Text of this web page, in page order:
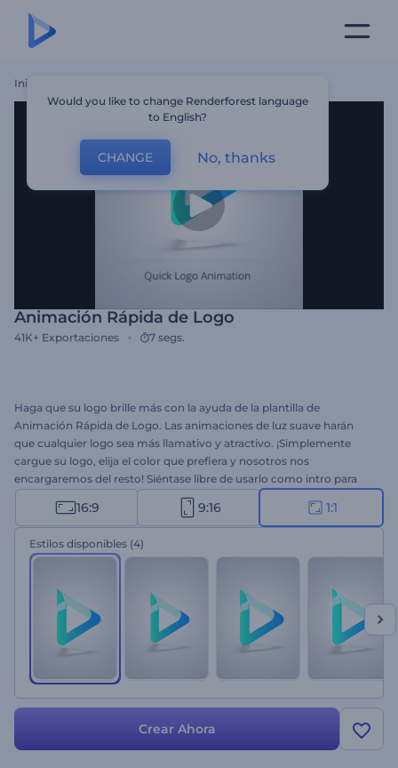
Inicio
Animación Rápida de Logo
41K+ Exportaciones 7 segs.
Haga que su logo brille más con la ayuda de la plantilla de
Animación Rápida de Logo. Las animaciones de luz suave harán
que cualquier logo sea más llamativo y atractivo. ¡Simplemente
cargue su logo, elija el color que prefiera y nosotros nos
encargaremos del resto! Siéntase libre de usarlo como intro para
presentaciones, canales de YouTube, presentaciones de empresas y
más. La plantilla está disponible en cuatro versiones. Adelante:
¡cree, inspire, exporte!
16:9 9:16 1:1
Estilos disponibles (4)
Crear Ahora
Would you like to change Renderforest language
to English?
CHANGE No, thanks